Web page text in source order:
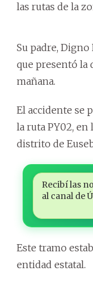
las rutas de la
Su padre,
que presentó la
mañana.
El accidente se
la ruta PY02, en
distrito de
Recibí las
al canal de
Este tramo
entidad estatal.